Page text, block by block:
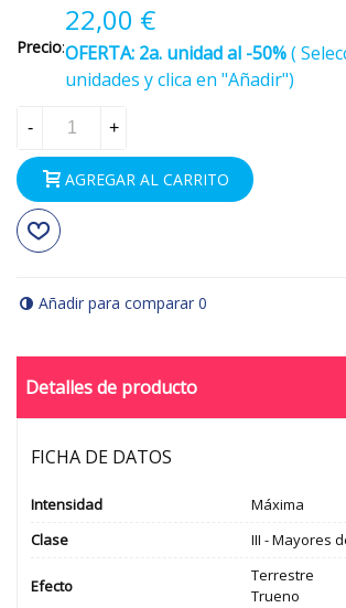
Precio:
22,00 €
OFERTA: 2a. unidad al -50%(
unidades y clica en "Añadir")
- +
AGREGAR AL CARRITO
Añadir para comparar 0
Detalles de producto
FICHA DE DATOS
Intensidad
Máxima
Clase
III - Mayores
Efecto
Terrestre
Trueno